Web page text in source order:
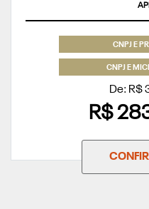
CNPJ E
CNPJ E
De:
R$